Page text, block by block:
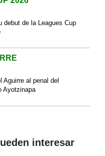
debut de la Leagues Cup
Aguirre al penal del
Ayotzinapa
interesar